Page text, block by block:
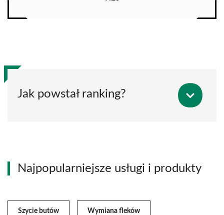
Jak powstał ranking?
Najpopularniejsze usługi i produkty
Szycie butów Wymiana fleków